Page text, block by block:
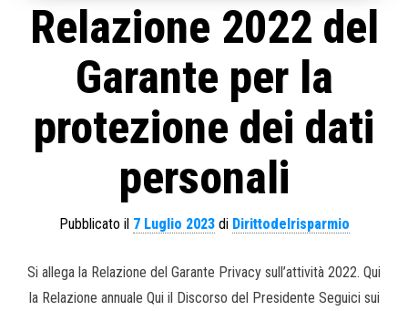
Relazione 2022 del
Garante per la
protezione dei dati
personali
Pubblicato il 7 Luglio 2023di Dirittodelrisparmio
Si allega la Relazione del Garante Privacy sull’attività 2022. Qui
la Relazione annuale Qui il Discorso del Presidente Seguici sui